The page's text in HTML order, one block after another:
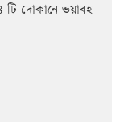
টি দোকানে ভয়াবহ